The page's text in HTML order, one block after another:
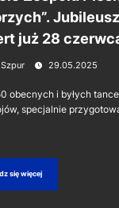
już 28
Szpur 29.05.2025
obecnych i byłych
specjalnie
się więcej